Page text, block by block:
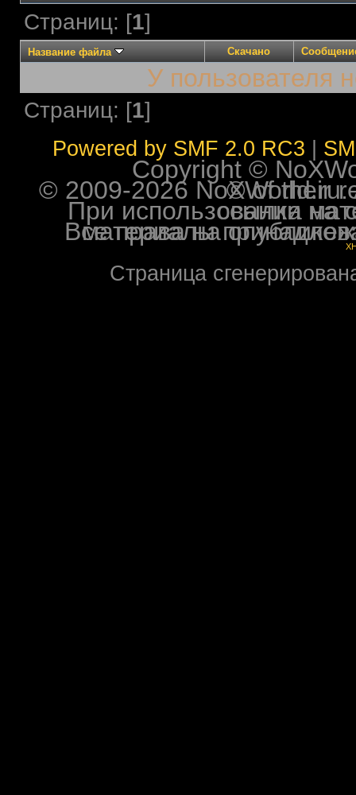
Страниц: [1]
Название файла Скачано
У пользователя
Страниц: [1]
Powered by SMF 2.0 RC3
Copyright ©
© 2009-2026 NoXWorld.ru. All
При использовании
Все права на опубликованные на форуме
Страница